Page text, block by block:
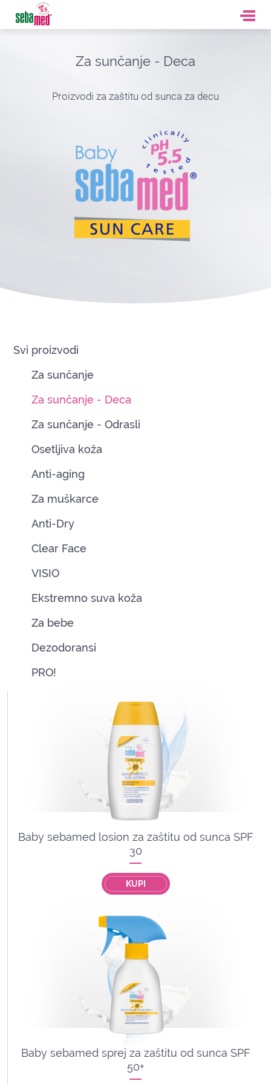
Za sunčanje - Deca
Proizvodi za zaštitu od sunca za decu
Svi proizvodi
Za sunčanje
Za sunčanje - Deca
Za sunčanje - Odrasli
Osetljiva koža
Anti-aging
Za muškarce
Anti-Dry
Clear Face
VISIO
Ekstremno suva koža
Za bebe
Dezodoransi
PRO!
Baby sebamed losion za zaštitu od sunca SPF
30
KUPI
Baby sebamed sprej za zaštitu od sunca SPF
50+